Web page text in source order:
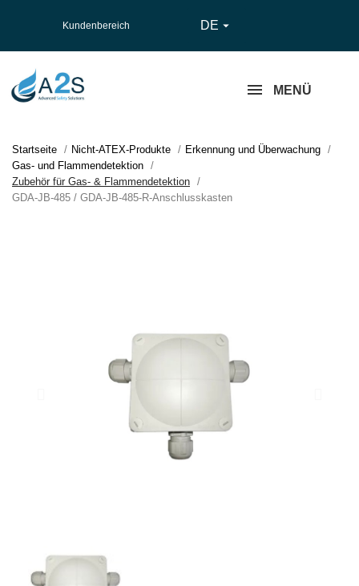
Kundenbereich DE 
MENÜ
Startseite Nicht-ATEX-Produkte
Erkennung und Überwachung
Gas- und Flammendetektion
Zubehör für Gas- & Flammendetektion
GDA-JB-485 / GDA-JB-485-R-Anschlusskasten